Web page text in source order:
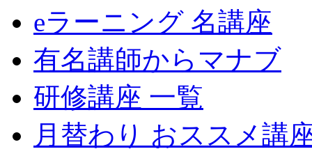
eラーニング 名講座
有名講師からマナブ
研修講座 一覧
月替わり おススメ講